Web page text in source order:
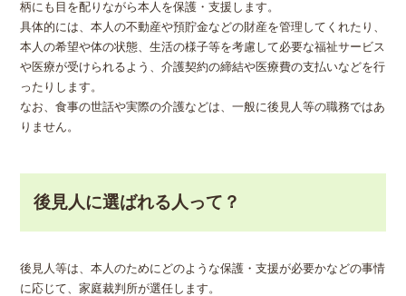
柄にも目を配りながら本人を保護・支援します。
具体的には、本人の不動産や預貯金などの財産を管理してくれたり、
本人の希望や体の状態、生活の様子等を考慮して必要な福祉サービス
や医療が受けられるよう、介護契約の締結や医療費の支払いなどを行
ったりします。
なお、食事の世話や実際の介護などは、一般に後見人等の職務ではあ
りません。
後見人に選ばれる人って？
後見人等は、本人のためにどのような保護・支援が必要かなどの事情
に応じて、家庭裁判所が選任します。